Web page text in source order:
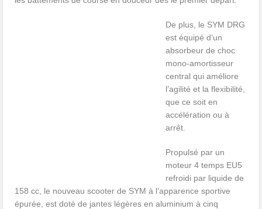
De plus, le SYM DRG
est équipé d’un
absorbeur de choc
mono-amortisseur
central qui améliore
l’agilité et la flexibilité,
que ce soit en
accélération ou à
arrêt.
Propulsé par un
moteur 4 temps EU5
refroidi par liquide de
158 cc, le nouveau scooter de SYM à l’apparence sportive
épurée, est doté de jantes légères en aluminium à cinq